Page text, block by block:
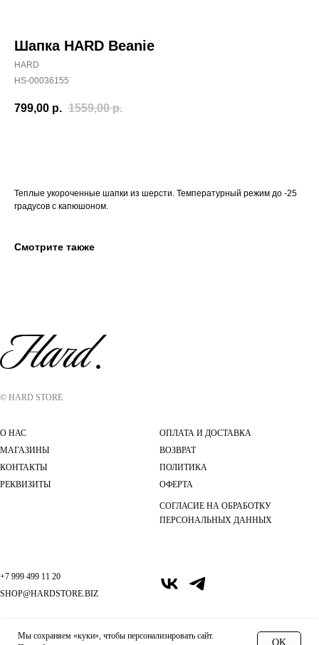
Шапка HARD Beanie
HARD
HS-00036155
799,00 р. 1559,00 р.
Теплые укороченные шапки из шерсти. Температурный режим до -25
градусов с капюшоном.
Смотрите также
© HARD STORE
О НАС
МАГАЗИНЫ
КОНТАКТЫ
РЕКВИЗИТЫ
ОПЛАТА И ДОСТАВКА
ВОЗВРАТ
ПОЛИТИКА
ОФЕРТА
СОГЛАСИЕ НА ОБРАБОТКУ
ПЕРСОНАЛЬНЫХ ДАННЫХ
+7 999 499 11 20
SHOP@HARDSTORE.BIZ
Мы сохраняем «куки», чтобы персонализировать сайт.
OK